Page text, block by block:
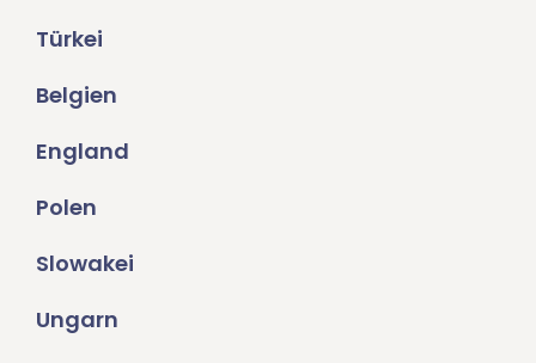
Türkei
Belgien
England
Polen
Slowakei
Ungarn